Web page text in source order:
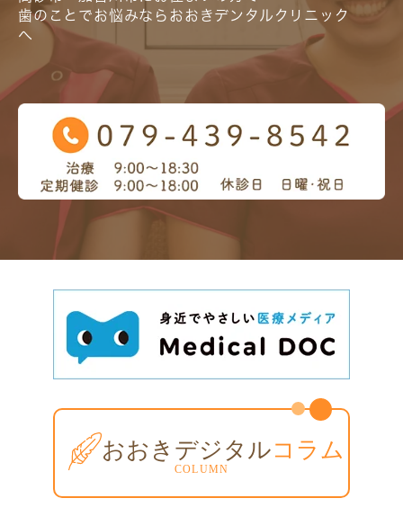
歯のことでお悩みならおおきデンタルクリニック
へ